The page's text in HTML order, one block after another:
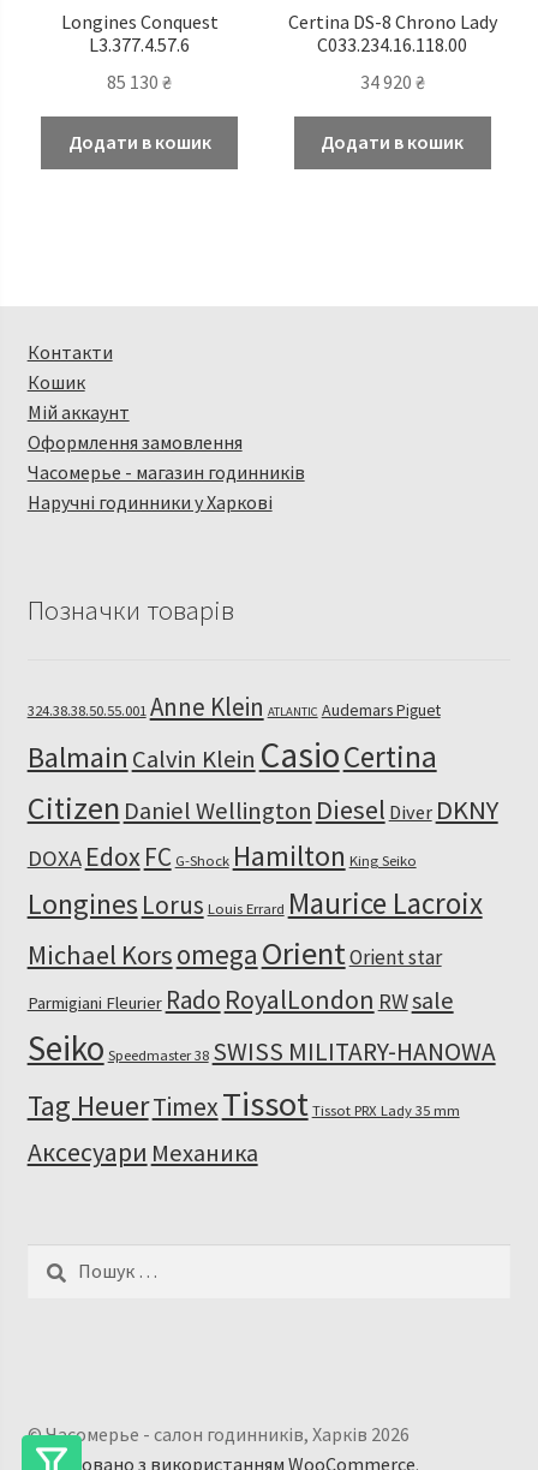
Longines Conquest
L3.377.4.57.6
85 130₴
Додати в кошик
Certina DS-8 Chrono Lady
C033.234.16.118.00
34 920 ₴
Додати в кошик
Контакти
Кошик
Мій аккаунт
Оформлення замовлення
Часомерье - магазин годинників
Наручні годинники у Харкові
Позначки товарів
324.38.38.50.55.001 Anne Klein ATLANTIC Audemars Piguet
Balmain Calvin Klein CasioCertina
Citizen Daniel Wellington Diesel Diver DKNY
DOXA EdoxFC G-Shock Hamilton King Seiko
Longines Lorus Louis Errard Maurice Lacroix
Michael Korsomega OrientOrient star
Parmigiani Fleurier Rado RoyalLondon RWsale
Seiko Speedmaster 38 SWISS MILITARY-HANOWA
Tag HeuerTimexTissot Tissot PRX Lady 35 mm
Аксесуари Механика
Пошук:
© Часомерье - салон годинників, Харків 2026
Побудовано з використанням WooCommerce.